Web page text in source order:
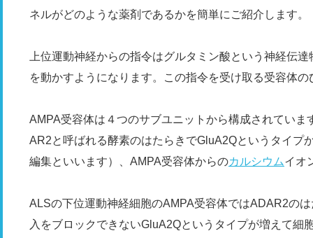
ネルがどのような薬剤であるかを簡単にご紹介します。
上位運動神経からの指令はグルタミン酸という神経伝
を動かすようになります。この指令を受け取る受容体
AMPA受容体は４つのサブユニットから構成されてい
AR2と呼ばれる酵素のはたらきでGluA2Qというタイプ
編集といいます）、AMPA受容体からのカルシウムイオ
ALSの下位運動神経細胞のAMPA受容体ではADAR2の
入をブロックできないGluA2Qというタイプが増えて細